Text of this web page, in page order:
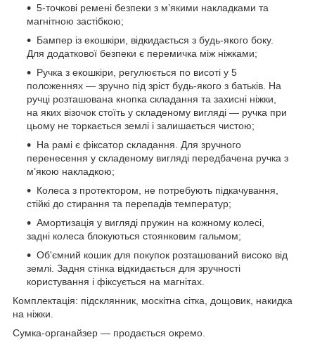
5-точкові ремені безпеки з м’якими накладками та
магнітною застібкою;
Бампер із екошкіри, відкидається з будь-якого боку.
Для додаткової безпеки є перемичка між ніжками;
Ручка з екошкіри, регулюється по висоті у 5
положеннях — зручно під зріст будь-якого з батьків. На
ручці розташована кнопка складання та захисні ніжки,
на яких візочок стоїть у складеному вигляді — ручка при
цьому не торкається землі і залишається чистою;
На рамі є фіксатор складання. Для зручного
перенесення у складеному вигляді передбачена ручка з
м’якою накладкою;
Колеса з протектором, не потребують підкачування,
стійкі до стирання та перепадів температур;
Амортизація у вигляді пружин на кожному колесі,
задні колеса блокуються стоянковим гальмом;
Об'ємний кошик для покупок розташований високо від
землі. Задня стінка відкидається для зручності
користування і фіксується на магнітах.
Комплектація: підсклянник, москітна сітка, дощовик, накидка
на ніжки.
Сумка-органайзер — продається окремо.